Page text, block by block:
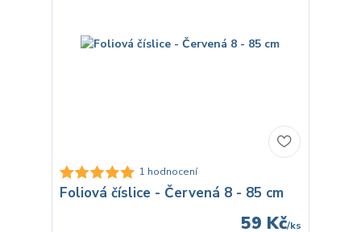
1 hodnocení
Foliová číslice - Červená 8 - 85 cm
59 Kč/ks